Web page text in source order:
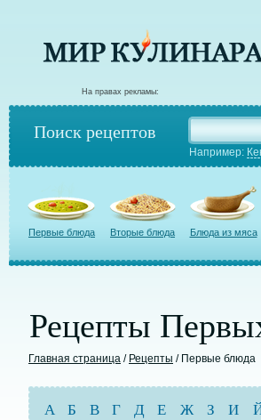
На правах рекламы:
Поиск рецептов
Например:
Первые блюда Вторые блюда Блюда из мяса
Рецепты
Главная страница / Рецепты / Первые блюда
А Б В Г Д Е Ж З И